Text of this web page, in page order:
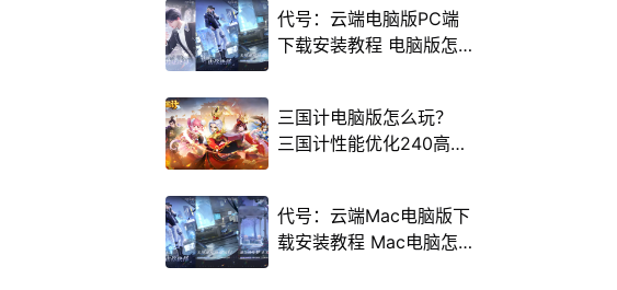
代号：云端电脑版PC端
下载安装教程 电脑版怎
三国计电脑版怎么玩？
三国计性能优化240高帧
代号：云端Mac电脑版下
载安装教程 Mac电脑怎